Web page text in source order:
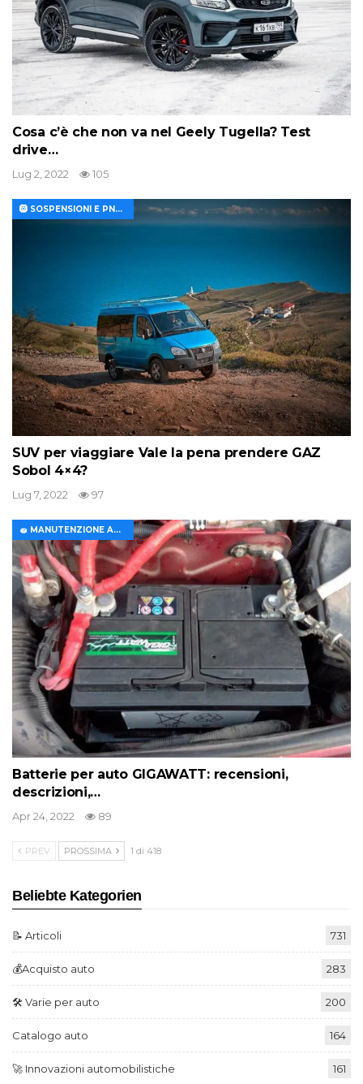
Cosa c’è che non va nel Geely Tugella? Test
drive…
Lug 2, 2022 105
🛞 SOSPENSIONI E PNEUMATICI
SUV per viaggiare Vale la pena prendere GAZ
Sobol 4×4?
Lug 7, 2022 97
🧽 MANUTENZIONE AUTO
Batterie per auto GIGAWATT: recensioni,
descrizioni,…
Apr 24, 2022 89
PREV PROSSIMA 1 di 418
Beliebte Kategorien
📝 Articoli 731
💰Acquisto auto 283
🛠️ Varie per auto 200
Catalogo auto 164
🚀 Innovazioni automobilistiche 161